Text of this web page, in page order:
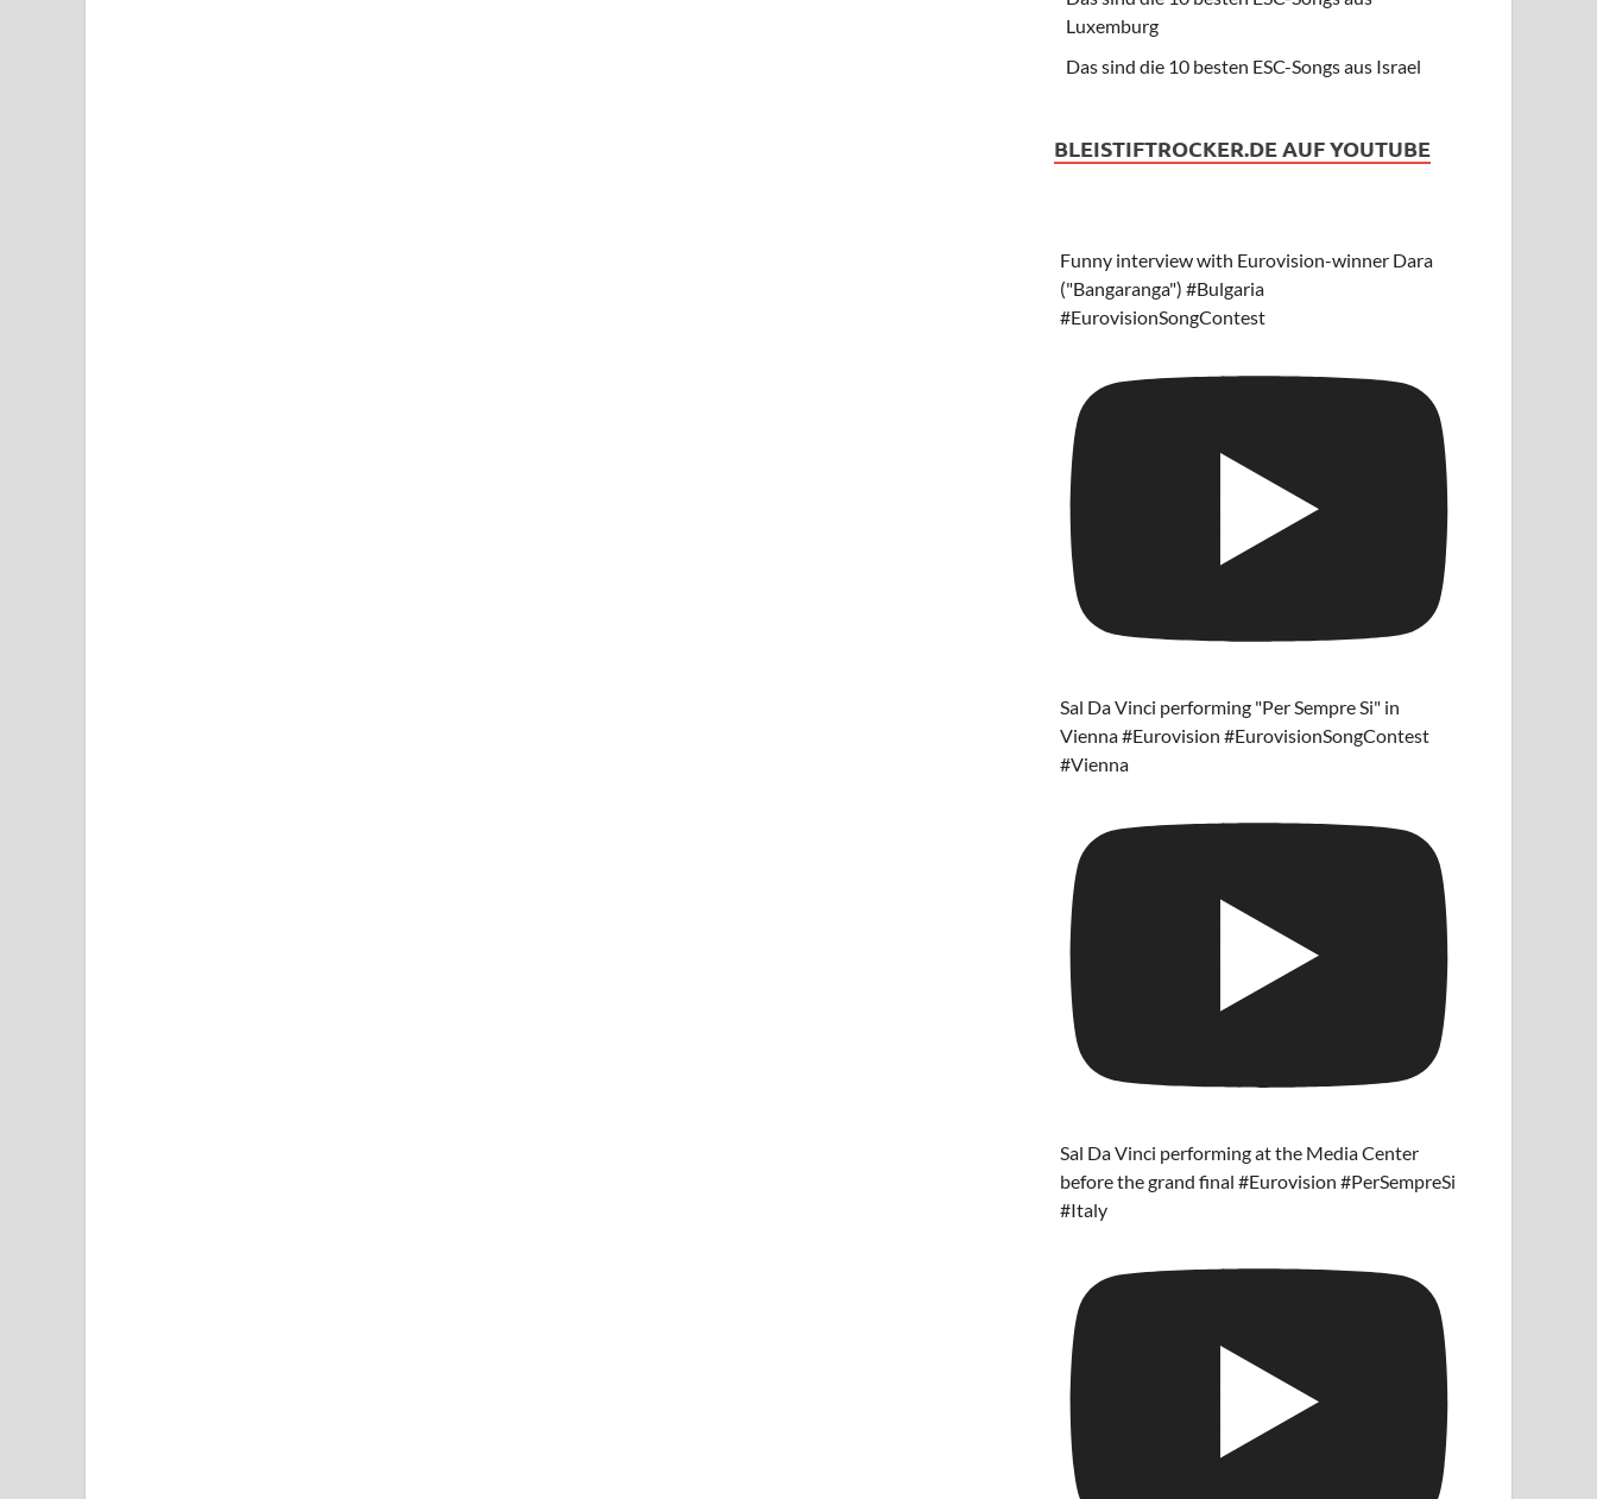
Luxemburg
Das sind die 10 besten ESC-Songs aus Israel
BLEISTIFTROCKER.DE AUF YOUTUBE
Funny interview with Eurovision-winner Dara
("Bangaranga") #Bulgaria
#EurovisionSongContest
Sal Da Vinci performing "Per Sempre Si" in
Vienna #Eurovision #EurovisionSongContest
#Vienna
Sal Da Vinci performing at the Media Center
before the grand final #Eurovision #PerSempreSi
#Italy